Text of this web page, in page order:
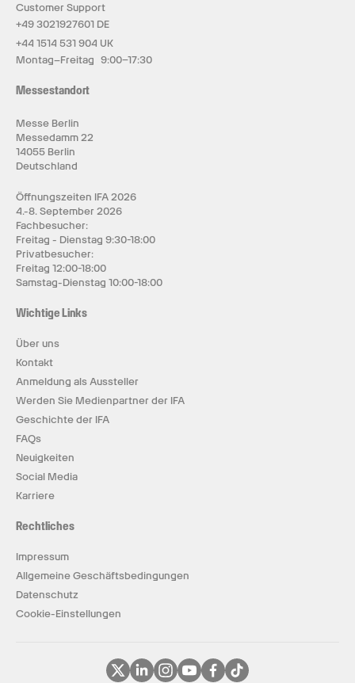
Customer Support
+49 3021927601 DE
+44 1514 531 904 UK
Montag–Freitag 9:00–17:30
Messestandort
Messe Berlin
Messedamm 22
14055 Berlin
Deutschland
Öffnungszeiten IFA 2026
4.-8. September 2026
Fachbesucher:
Freitag - Dienstag 9:30-18:00
Privatbesucher:
Freitag 12:00-18:00
Samstag-Dienstag 10:00-18:00
Wichtige Links
Über uns
Kontakt
Anmeldung als Aussteller
Werden Sie Medienpartner der IFA
Geschichte der IFA
FAQs
Neuigkeiten
Social Media
Karriere
Rechtliches
Impressum
Allgemeine Geschäftsbedingungen
Datenschutz
Cookie-Einstellungen